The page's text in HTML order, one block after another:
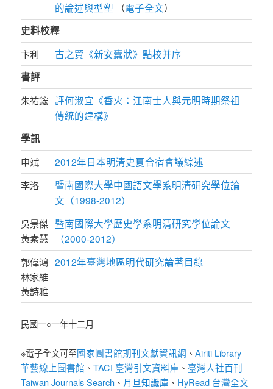
的論述與型塑 （電子全文）
史料校釋
卞利
古之賢《新安蠹狀》點校并序
書評
朱祐鋐 評何淑宜《香火：江南士人與元明時期祭祖
傳統的建構》
學訊
申斌 2012年日本明清史夏合宿會議綜述
李洛
暨南國際大學中國語文學系明清研究學位論
文（1998-2012）
吳景傑
黃素慧
暨南國際大學歷史學系明清研究學位論文
（2000-2012）
郭偉鴻
林家維
黃詩雅
2012年臺灣地區明代研究論著目錄
民國一○一年十二月
※電子全文可至國家圖書館期刊文獻資訊網 、Airiti Library
華藝線上圖書館 、TACI 臺灣引文資料庫 、 臺灣人社百刊
Taiwan Journals Search 、 月旦知識庫 、 HyRead 台灣全文